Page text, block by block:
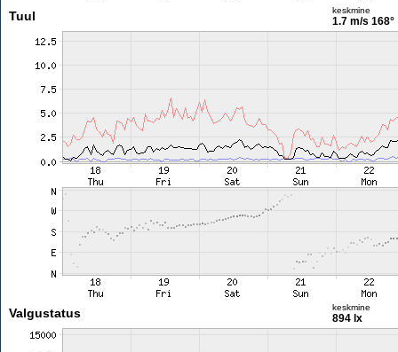
Tuul keskmine
1.7 m/s 168°
Valgustatus keskmine
894 lx